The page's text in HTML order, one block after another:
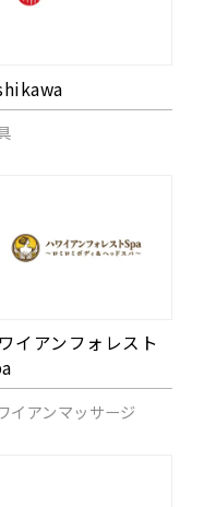
イアンフォレスト
イアンマッサージ